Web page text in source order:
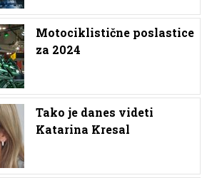
Motociklistične poslastice
za 2024
Tako je danes videti
Katarina Kresal